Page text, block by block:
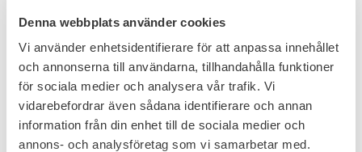
Denna webbplats använder cookies
Vi använder enhetsidentifierare för att anpassa innehållet
och annonserna till användarna, tillhandahålla funktioner
för sociala medier och analysera vår trafik. Vi
vidarebefordrar även sådana identifierare och annan
information från din enhet till de sociala medier och
annons- och analysföretag som vi samarbetar med.
Lägg till i favoriter
Amomax Vapenrem
Single Point Sling sele
Rund Hake
169KR
Lägg till i favoriter
Amomax Bältes fäste
Polymerhölster
Bältes clip för hölster & mag
fickor.